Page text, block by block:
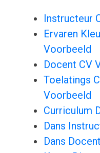
Instructeur
Ervaren
Voorbeeld
Docent CV
Toelatings
Voorbeeld
Curriculum
Dans
Dans